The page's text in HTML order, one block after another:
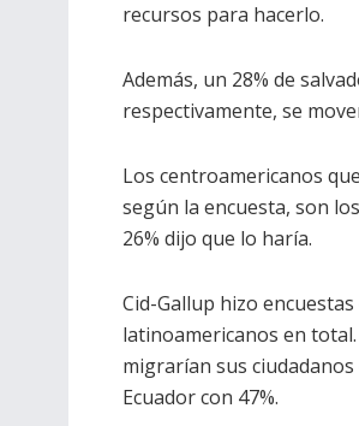
recursos para hacerlo.
Además, un 28% de
respectivamente, se
Los centroamericanos
según la encuesta, son
26% dijo que lo haría.
Cid-Gallup hizo
latinoamericanos en
migrarían sus
Ecuador con 47%.